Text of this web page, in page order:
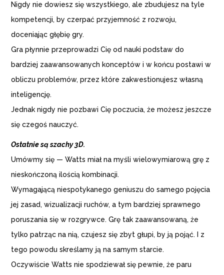
Nigdy nie dowiesz się wszystkiego, ale zbudujesz na tyle
kompetencji, by czerpać przyjemność z rozwoju,
doceniając głębię gry.
Gra płynnie przeprowadzi Cię od nauki podstaw do
bardziej zaawansowanych konceptów i w końcu postawi w
obliczu problemów, przez które zakwestionujesz własną
inteligencję.
Jednak nigdy nie pozbawi Cię poczucia, że możesz jeszcze
się czegoś nauczyć.
Ostatnie są szachy 3D.
Umówmy się — Watts miał na myśli wielowymiarową grę z
nieskończoną ilością kombinacji.
Wymagającą niespotykanego geniuszu do samego pojęcia
jej zasad, wizualizacji ruchów, a tym bardziej sprawnego
poruszania się w rozgrywce. Grę tak zaawansowaną, że
tylko patrząc na nią, czujesz się zbyt głupi, by ją pojąć. I z
tego powodu skreślamy ją na samym starcie.
Oczywiście Watts nie spodziewał się pewnie, że paru